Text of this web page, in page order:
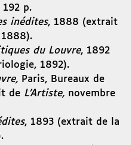
p.
inédites, 1888 (extrait
du Louvre, 1892
1892).
Paris, Bureaux de
de L’Artiste, novembre
, 1893 (extrait de la